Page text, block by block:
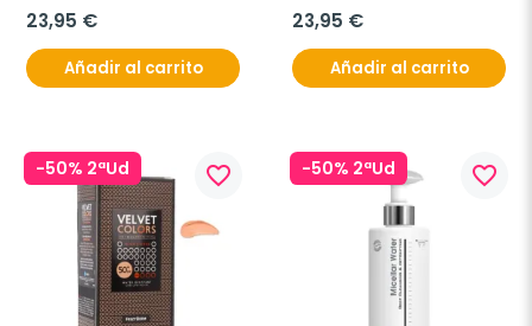
23,95 €
Añadir al carrito
23,95 €
Añadir al carrito
-50% 2ªUd favorite_border -50% 2ªUd favorite_border